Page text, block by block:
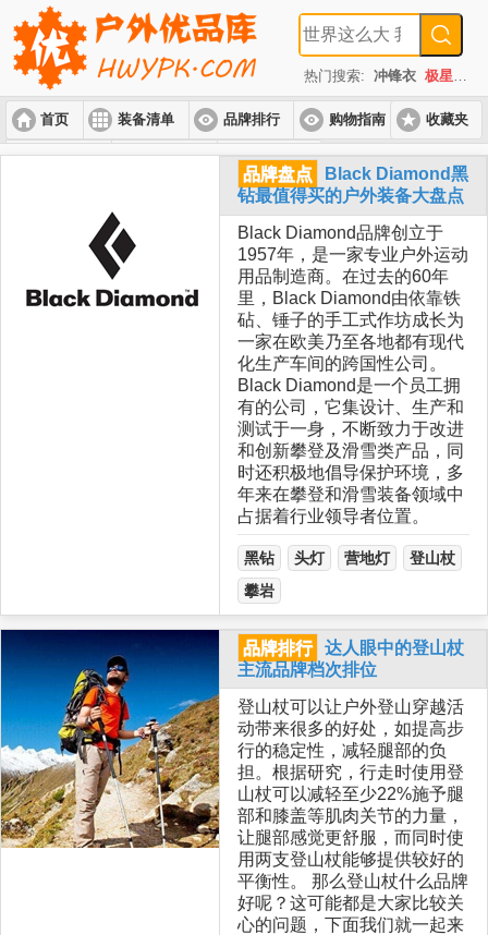
热门搜索: 冲锋衣 极星
首页 装备清单 品牌排行 购物指南
入门套装 进阶套装 高端套装
收藏夹
品牌盘点
Black Diamond黑
钻最值得买的户外装备大盘点
Black Diamond品牌创立于
1957年，是一家专业户外运动
用品制造商。在过去的60年
里，Black Diamond由依靠铁
砧、锤子的手工式作坊成长为
一家在欧美乃至各地都有现代
化生产车间的跨国性公司。
Black Diamond是一个员工拥
有的公司，它集设计、生产和
测试于一身，不断致力于改进
和创新攀登及滑雪类产品，同
时还积极地倡导保护环境，多
年来在攀登和滑雪装备领域中
占据着行业领导者位置。
黑钻 头灯 营地灯
登山杖
攀岩
品牌排行
达人眼中的登山杖
主流品牌档次排位
登山杖可以让户外登山穿越活
动带来很多的好处，如提高步
行的稳定性，减轻腿部的负
担。根据研究，行走时使用登
山杖可以减轻至少22%施予腿
部和膝盖等肌肉关节的力量，
让腿部感觉更舒服，而同时使
用两支登山杖能够提供较好的
平衡性。 那么登山杖什么品牌
好呢？这可能都是大家比较关
心的问题，下面我们就一起来